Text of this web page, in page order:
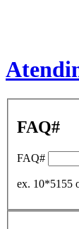
FAQ#
FAQ#
ex. 10*5155